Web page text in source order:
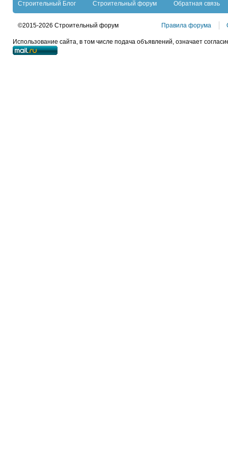
Строительный Блог Строительный форум Обратная связь
©2015-2026 Строительный форум Правила форума
Использование сайта, в том числе подача объявлений, означает